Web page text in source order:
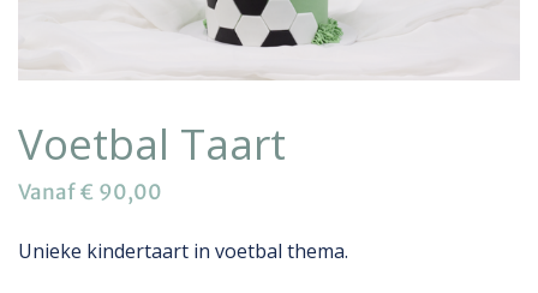
Voetbal Taart
Vanaf€ 90,00
Unieke kindertaart in voetbal thema.